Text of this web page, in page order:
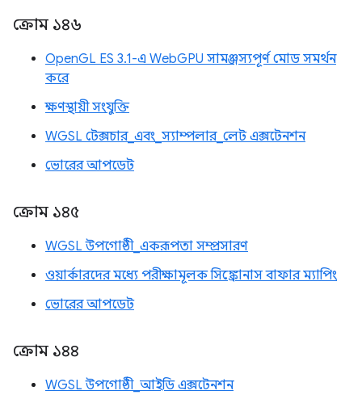
ক্রোম ১৪৬
OpenGL ES 3.1-এ WebGPU সামঞ্জস্যপূর্ণ মোড সমর্থন
করে
ক্ষণস্থায়ী সংযুক্তি
WGSL টেক্সচার_এবং_স্যাম্পলার_লেট এক্সটেনশন
ভোরের আপডেট
ক্রোম ১৪৫
WGSL উপগোষ্ঠী_একরূপতা সম্প্রসারণ
ওয়ার্কারদের মধ্যে পরীক্ষামূলক সিঙ্ক্রোনাস বাফার ম্যাপিং
ভোরের আপডেট
ক্রোম ১৪৪
WGSL উপগোষ্ঠী_আইডি এক্সটেনশন